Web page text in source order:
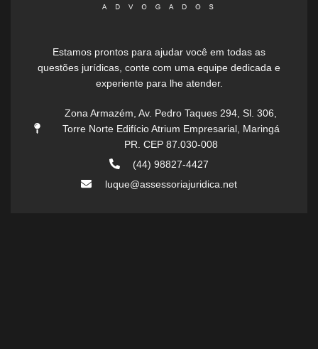
Estamos prontos para ajudar você em todas as
questões jurídicas, conte com uma equipe dedicada e
experiente para lhe atender.
Zona Armazém, Av. Pedro Taques 294, Sl. 306,
Torre Norte Edifício Atrium Empresarial, Maringá
PR. CEP 87.030-008
(44) 98827-4427
luque@assessoriajuridica.net